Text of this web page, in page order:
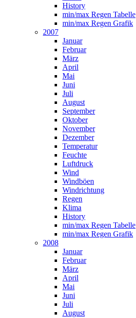
History
min/max Regen Tabelle
min/max Regen Grafik
2007
Januar
Februar
März
April
Mai
Juni
Juli
August
September
Oktober
November
Dezember
Temperatur
Feuchte
Luftdruck
Wind
Windböen
Windrichtung
Regen
Klima
History
min/max Regen Tabelle
min/max Regen Grafik
2008
Januar
Februar
März
April
Mai
Juni
Juli
August